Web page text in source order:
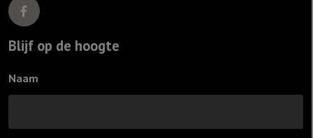
Blijf op de hoogte
Naam